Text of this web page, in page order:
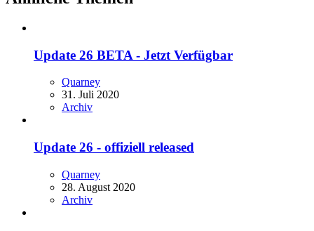
Update 26 BETA - Jetzt Verfügbar
Quarney
31. Juli 2020
Archiv
Update 26 - offiziell released
Quarney
28. August 2020
Archiv